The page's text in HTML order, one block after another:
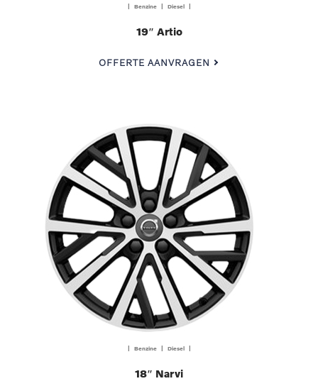
| Benzine | Diesel |
19″ Artio
OFFERTE AANVRAGEN
| Benzine | Diesel |
18″ Narvi